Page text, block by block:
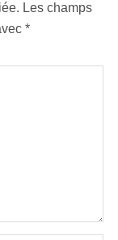
Les champs
*